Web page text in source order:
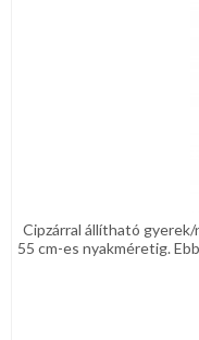
Cipzárral állítható
55 cm-es nyakméretig.